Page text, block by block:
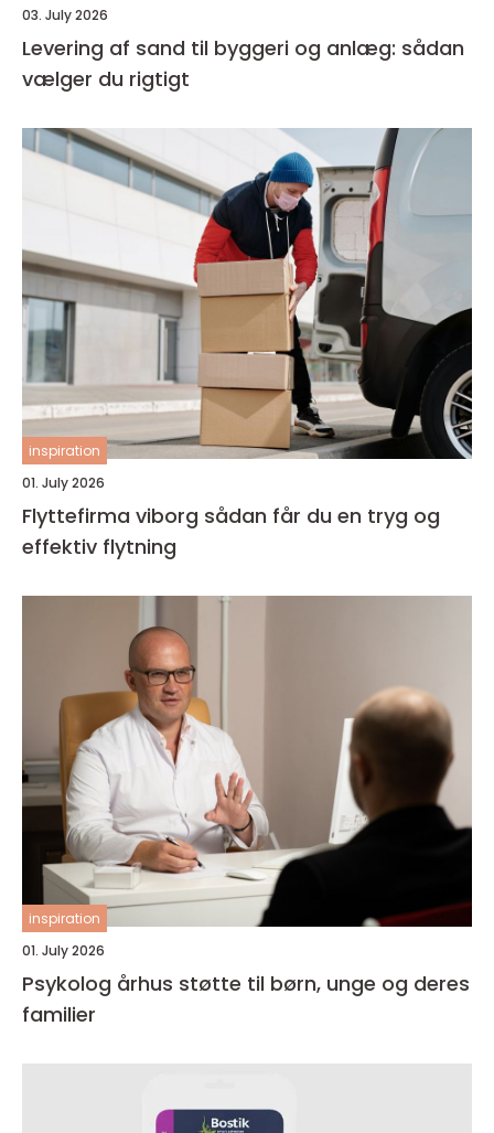
03. July 2026
Levering af sand til byggeri og anlæg: sådan
vælger du rigtigt
inspiration
01. July 2026
Flyttefirma viborg sådan får du en tryg og
effektiv flytning
inspiration
01. July 2026
Psykolog århus støtte til børn, unge og deres
familier